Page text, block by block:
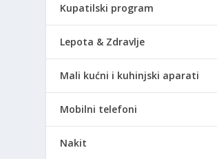
Kupatilski program
Lepota & Zdravlje
Mali kućni i kuhinjski aparati
Mobilni telefoni
Nakit